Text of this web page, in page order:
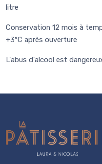
litre
Conservation 12 mois à
+3°C après ouverture
L'abus d'alcool est